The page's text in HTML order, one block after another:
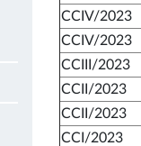
CCIV/2023
CCIV/2023
CCIII/2023
CCII/2023
CCII/2023
CCI/2023